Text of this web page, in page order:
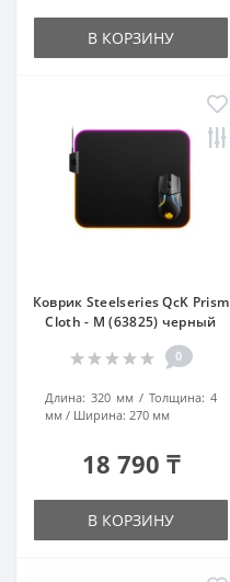
В КОРЗИНУ
Коврик Steelseries QcK Prism
Cloth - M (63825) черный
0
Длина: 320 мм Толщина: 4
мм
Ширина: 270 мм
18 790 ₸
В КОРЗИНУ